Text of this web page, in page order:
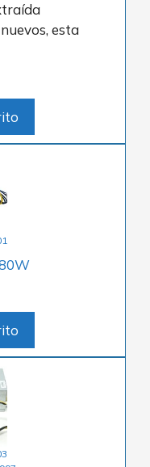
esta